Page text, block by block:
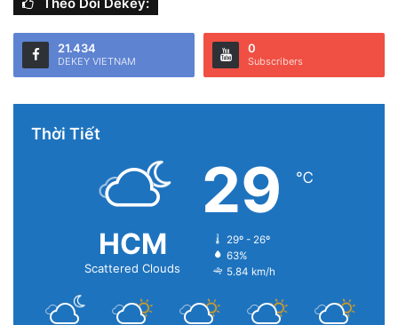
21.434
DEKEY VIETNAM
0
Subscribers
Thời Tiết
HCM
Scattered Clouds
29 ℃
29º - 26º
63%
5.84 km/h